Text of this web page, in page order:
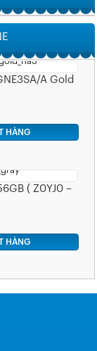
A Gold
HÀNG
( Z0YJ0 –
HÀNG